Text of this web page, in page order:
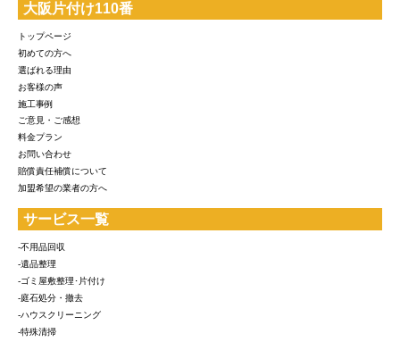
大阪片付け110番
トップページ
初めての方へ
選ばれる理由
お客様の声
施工事例
ご意見・ご感想
料金プラン
お問い合わせ
賠償責任補償について
加盟希望の業者の方へ
サービス一覧
-不用品回収
-遺品整理
-ゴミ屋敷整理･片付け
-庭石処分・撤去
-ハウスクリーニング
-特殊清掃